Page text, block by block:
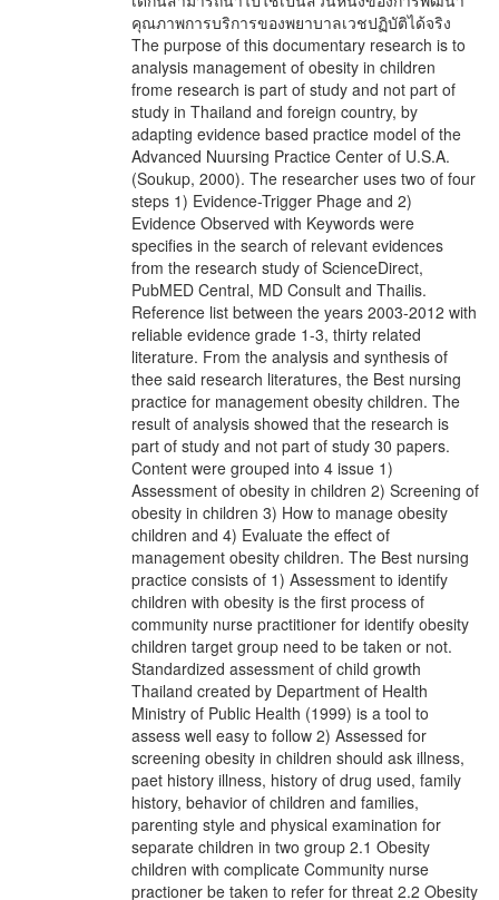
คุณภาพการบริการของพยาบาลเวชปฏิบัติได้จริง
The purpose of this documentary research is to
analysis management of obesity in children
frome research is part of study and not part of
study in Thailand and foreign country, by
adapting evidence based practice model of the
Advanced Nuursing Practice Center of U.S.A.
(Soukup, 2000). The researcher uses two of four
steps 1) Evidence-Trigger Phage and 2)
Evidence Observed with Keywords were
specifies in the search of relevant evidences
from the research study of ScienceDirect,
PubMED Central, MD Consult and Thailis.
Reference list between the years 2003-2012 with
reliable evidence grade 1-3, thirty related
literature. From the analysis and synthesis of
thee said research literatures, the Best nursing
practice for management obesity children. The
result of analysis showed that the research is
part of study and not part of study 30 papers.
Content were grouped into 4 issue 1)
Assessment of obesity in children 2) Screening of
obesity in children 3) How to manage obesity
children and 4) Evaluate the effect of
management obesity children. The Best nursing
practice consists of 1) Assessment to identify
children with obesity is the first process of
community nurse practitioner for identify obesity
children target group need to be taken or not.
Standardized assessment of child growth
Thailand created by Department of Health
Ministry of Public Health (1999) is a tool to
assess well easy to follow 2) Assessed for
screening obesity in children should ask illness,
paet history illness, history of drug used, family
history, behavior of children and families,
parenting style and physical examination for
separate children in two group 2.1 Obesity
children with complicate Community nurse
practioner be taken to refer for threat 2.2 Obesity